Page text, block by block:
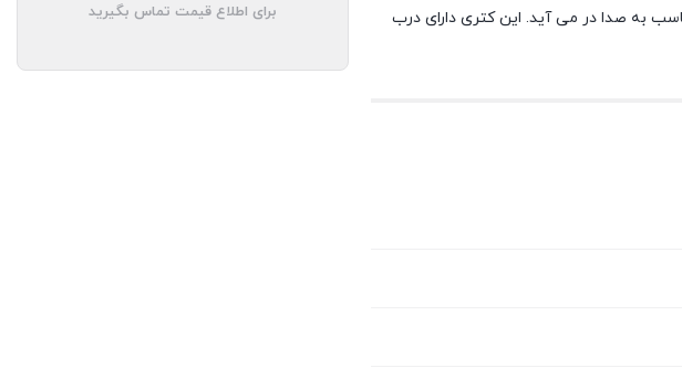
به صدا در می آید. این کتری دارای درب
برای اطلاع قیمت تماس بگیرید